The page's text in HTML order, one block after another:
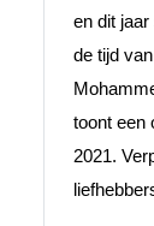
en dit
de tijd
toont een
2021.